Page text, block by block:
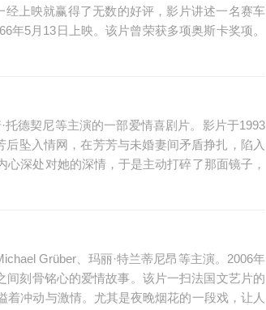
经上映就赢得了无数的好评，影片讲述一名赛车
5月13日上映。该片曾荣获多项奥斯卡奖项。
托德契尼等主演的一部爱情喜剧片。影片于1993
坠入情网，在芳芳与未婚妻间矛盾挣扎，陷入
深处对她的深情，于是主动打碎了那面镜子，
Grüber、玛丽·特兰蒂尼昂等主演。2006年
刻骨铭心的爱情故事。该片一扫法国文艺片的
冲动与激情。尤其是夜晚烟花的一段戏，让人